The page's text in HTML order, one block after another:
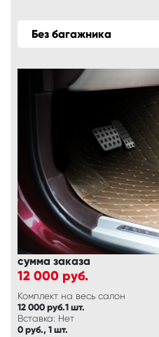
Без багажника
сумма заказа
12 000 руб.
Комплект на весь салон
12 000 руб.1 шт.
Вставка: Нет
0 руб., 1 шт.